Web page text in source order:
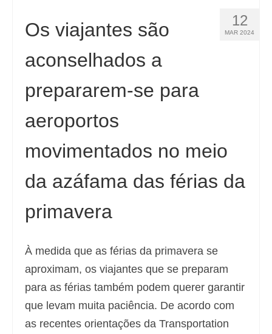
Nederlands Holandês
Suomi( Finlandês)
Français(Francês
Deutsch(Alemão)
Magyar ( Húngaro
Italiano
日本語( Japonês)
)
Norsk bokmål(Norueguês)
12
MAR 2024
Os viajantes são
aconselhados a
prepararem-se para
aeroportos
movimentados no meio
da azáfama das férias da
primavera
À medida que as férias da primavera se
aproximam, os viajantes que se preparam
para as férias também podem querer garantir
que levam muita paciência. De acordo com
as recentes orientações da Transportation